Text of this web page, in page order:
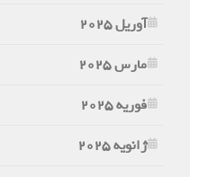
آوریل 2025
مارس 2025
فوریه 2025
ژانویه 2025